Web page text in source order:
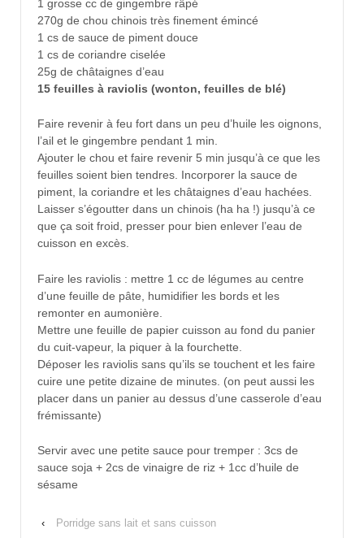
1 grosse cc de gingembre râpé
270g de chou chinois très finement émincé
1 cs de sauce de piment douce
1 cs de coriandre ciselée
25g de châtaignes d’eau
15 feuilles à raviolis (wonton, feuilles de blé)
Faire revenir à feu fort dans un peu d’huile les oignons,
l’ail et le gingembre pendant 1 min.
Ajouter le chou et faire revenir 5 min jusqu’à ce que les
feuilles soient bien tendres. Incorporer la sauce de
piment, la coriandre et les châtaignes d’eau hachées.
Laisser s’égoutter dans un chinois (ha ha !) jusqu’à ce
que ça soit froid, presser pour bien enlever l’eau de
cuisson en excès.
Faire les raviolis : mettre 1 cc de légumes au centre
d’une feuille de pâte, humidifier les bords et les
remonter en aumonière.
Mettre une feuille de papier cuisson au fond du panier
du cuit-vapeur, la piquer à la fourchette.
Déposer les raviolis sans qu’ils se touchent et les faire
cuire une petite dizaine de minutes. (on peut aussi les
placer dans un panier au dessus d’une casserole d’eau
frémissante)
Servir avec une petite sauce pour tremper : 3cs de
sauce soja + 2cs de vinaigre de riz + 1cc d’huile de
sésame
‹
Porridge sans lait et sans cuisson